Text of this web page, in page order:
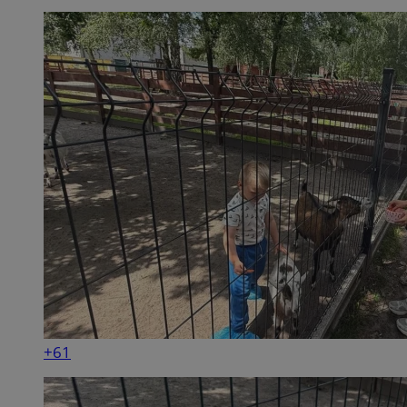
+61
CookieScriptConsent
CookieScript
zabrze.com.pl
4 tygodnie 2
VISITOR_PRIVACY_METADATA
YouTube
.youtube.com
5 miesięcy 4
tygodnie